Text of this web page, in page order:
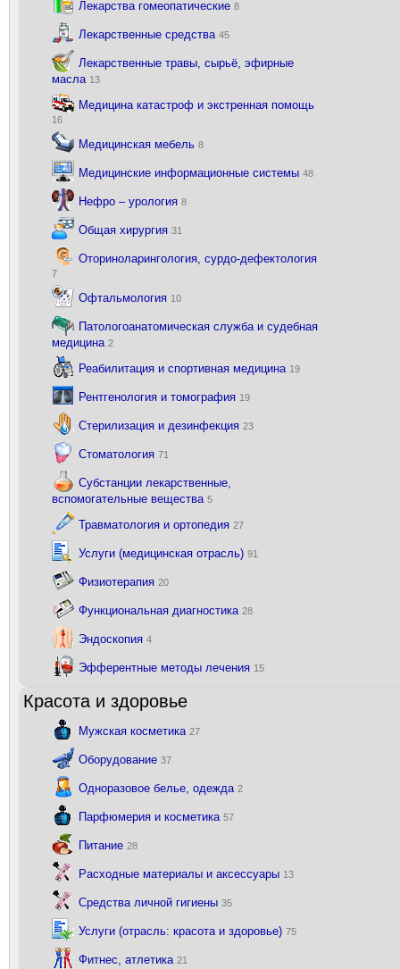
Лекарства гомеопатические 8
Лекарственные средства 45
Лекарственные травы, сырьё, эфирные
масла 13
Медицина катастроф и экстренная помощь
16
Медицинская мебель 8
Медицинские информационные системы 48
Нефро – урология 8
Общая хирургия 31
Оториноларингология, сурдо-дефектология
7
Офтальмология 10
Патологоанатомическая служба и судебная
медицина 2
Реабилитация и спортивная медицина 19
Рентгенология и томография 19
Стерилизация и дезинфекция 23
Стоматология 71
Субстанции лекарственные,
вспомогательные вещества 5
Травматология и ортопедия 27
Услуги (медицинская отрасль) 91
Физиотерапия 20
Функциональная диагностика 28
Эндоскопия 4
Эфферентные методы лечения 15
Красота и здоровье
Мужская косметика 27
Оборудование 37
Одноразовое белье, одежда 2
Парфюмерия и косметика 57
Питание 28
Расходные материалы и аксессуары 13
Средства личной гигиены 35
Услуги (отрасль: красота и здоровье) 75
Фитнес, атлетика 21